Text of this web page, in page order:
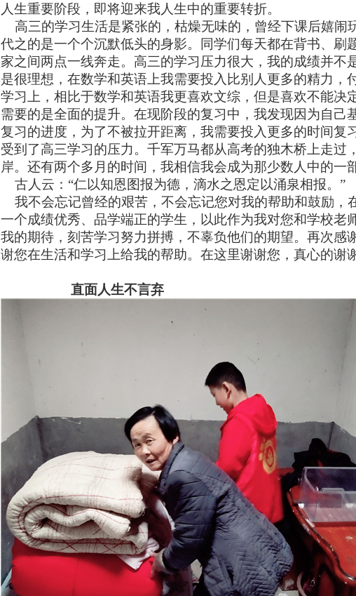
人生重要阶段，即将迎来我人生中的重要转折。
高三的学习生活是紧张的，枯燥无味的，曾经下课后嬉闹
代之的是一个个沉默低头的身影。同学们每天都在背书、刷
家之间两点一线奔走。高三的学习压力很大，我的成绩并不
是很理想，在数学和英语上我需要投入比别人更多的精力，
学习上，相比于数学和英语我更喜欢文综，但是喜欢不能决
需要的是全面的提升。在现阶段的复习中，我发现因为自己
复习的进度，为了不被拉开距离，我需要投入更多的时间复
受到了高三学习的压力。千军万马都从高考的独木桥上走过
岸。还有两个多月的时间，我相信我会成为那少数人中的一
古人云：“仁以知恩图报为德，滴水之恩定以涌泉相报。”
我不会忘记曾经的艰苦，不会忘记您对我的帮助和鼓励，
一个成绩优秀、品学端正的学生，以此作为我对您和学校老
我的期待，刻苦学习努力拼搏，不辜负他们的期望。再次感
谢您在生活和学习上给我的帮助。在这里谢谢您，真心的谢
直面人生不言弃